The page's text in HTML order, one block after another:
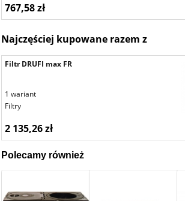
767,58 zł
Najczęściej kupowane razem z
Filtr DRUFI max FR
1 wariant
Filtry
2 135,26 zł
Polecamy również